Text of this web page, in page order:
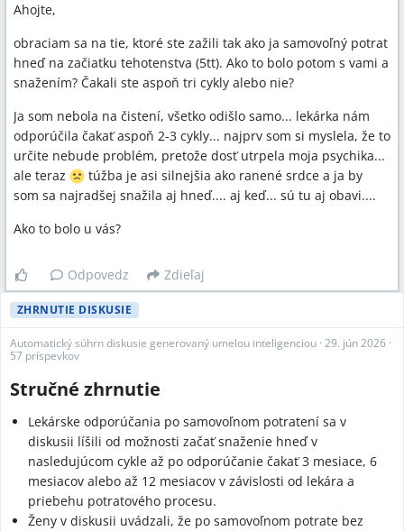
Ahojte,
obraciam sa na tie, ktoré ste zažili tak ako ja samovoľný potrat
hneď na začiatku tehotenstva (5tt). Ako to bolo potom s vami a
snažením? Čakali ste aspoň tri cykly alebo nie?
Ja som nebola na čistení, všetko odišlo samo... lekárka nám
odporúčila čakať aspoň 2-3 cykly... najprv som si myslela, že to
určite nebude problém, pretože dosť utrpela moja psychika...
ale teraz
túžba je asi silnejšia ako ranené srdce a ja by
som sa najradšej snažila aj hneď.... aj keď... sú tu aj obavi....
Ako to bolo u vás?
Odpovedz Zdieľaj
ZHRNUTIE DISKUSIE
Automatický súhrn diskusie generovaný umelou inteligenciou · 29. jún 2026 ·
57 príspevkov
Stručné zhrnutie
Lekárske odporúčania po samovoľnom potratení sa v
diskusii líšili od možnosti začať snaženie hneď v
nasledujúcom cykle až po odporúčanie čakať 3 mesiace, 6
mesiacov alebo až 12 mesiacov v závislosti od lekára a
priebehu potratového procesu.
Ženy v diskusii uvádzali, že po samovoľnom potrate bez